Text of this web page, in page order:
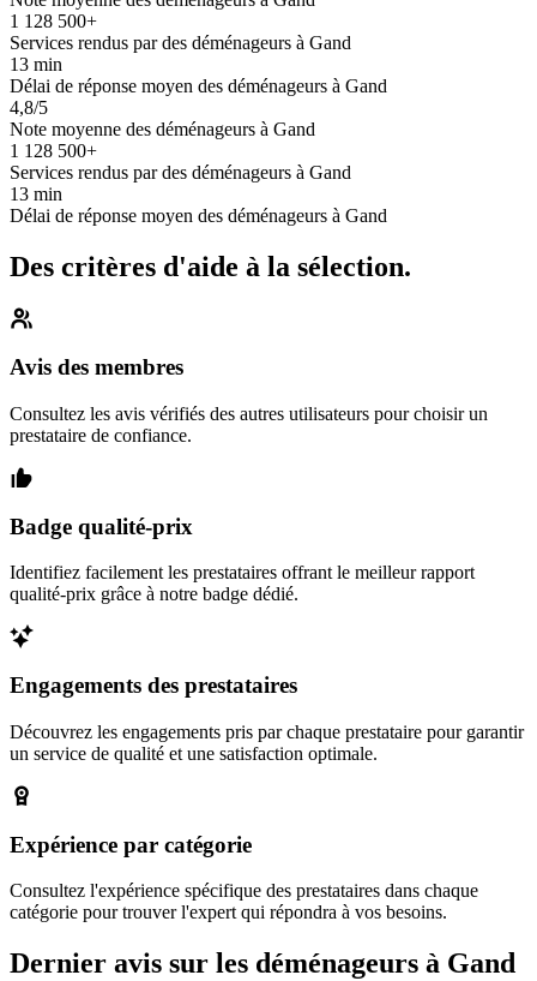
1 128 500+
Services rendus par des déménageurs à Gand
13 min
Délai de réponse moyen des déménageurs à Gand
4,8/5
Note moyenne des déménageurs à Gand
1 128 500+
Services rendus par des déménageurs à Gand
13 min
Délai de réponse moyen des déménageurs à Gand
Des critères d'aide à la sélection.
Avis des membres
Consultez les avis vérifiés des autres utilisateurs pour choisir un
prestataire de confiance.
Badge qualité-prix
Identifiez facilement les prestataires offrant le meilleur rapport
qualité-prix grâce à notre badge dédié.
Engagements des prestataires
Découvrez les engagements pris par chaque prestataire pour garantir
un service de qualité et une satisfaction optimale.
Expérience par catégorie
Consultez l'expérience spécifique des prestataires dans chaque
catégorie pour trouver l'expert qui répondra à vos besoins.
Dernier avis sur les déménageurs à Gand